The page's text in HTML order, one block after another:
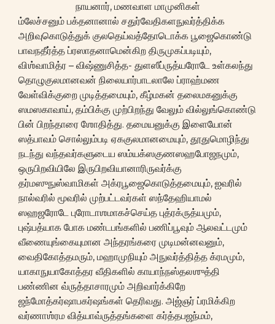
நாயனார், மணவாள மாமுனிகள்
ம்லேச்சனும் பக்தனானால் சதுர்வேதிகளநுவர்த்திக்க
அறிவுகொடுத்துக் குலதெய்வத்தோடொக்க பூஜைகொண்டு
பாவநதீர்த்த ப்ரஸாதனாமென்கிற திருமுகப்படியும்,
விஶ்வாமித்ர – விஷ்ணுசித்த- துளஸீப்ருத்யரோடே உள்கலந்து
தொழுகுலமானவன் நிலையார்பாடலாலே ப்ராஹ்மண
வேள்விக்குறை முடித்தமையும், கீழ்மகன் தலைமகனுக்கு
ஸமஸகாவாய், தம்பிக்கு முற்பிறந்து வேலும் வில்லுங்கொண்டு
பின் பிறந்தாரை ஶோதித்து. தமையனுக்கு இளையோன்
ஸத்பாவம் சொல்லும்படி ஏககுலமானமையும், தூதுமொழிந்து
நடந்து வந்தவர்களுடைய ஸம்யக்ஸகுணஸஹபோஜநமும்,
ஒருபிறவியிலே இருபிறவியானாரிருவர்க்கு
தர்மஸுநுஸ்வாமிகள் அக்ரபூஜைகொடுத்தமையும், ஐவரில்
நால்வரில் மூவரில் முற்பட்டவர்கள் ஸந்தேஹியாமல்
ஸஹஜரோடே புரோடாஶமாகச்செய்த புத்ரக்ருத்யமும்,
புஷ்பத்யாக போக மண்டபங்களில் பணிப்பூவும் ஆலவட்டமும்
வீணையுங்கையுமான அந்தரங்கரை முடிமன்னவனும்,
வைதிகோத்தமரும், மஹாமுநியும் அநுவர்த்தித்த க்ரமமும்,
யாகாநுயாகோத்தர வீதிகளில் காயாந்நஸ்தலஶுத்தி
பண்ணின வ்ருத்தாசாரமும் அறிவார்க்கிறே
ஜந்மோத்கர்ஷாபகர்ஷங்கள் தெரிவது. அஜ்ஞர் ப்ரமிக்கிற
வர்ணாஶ்ரம வித்யாவ்ருத்தங்களை கர்த்தபஜந்மம்,